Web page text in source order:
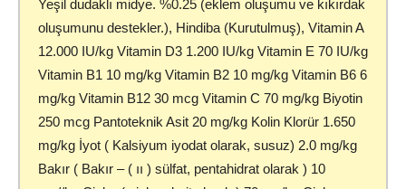
Yeşil dudaklı midye. %0.25 (eklem oluşumu ve kıkırdak
oluşumunu destekler.), Hindiba (Kurutulmuş), Vitamin A
12.000 IU/kg Vitamin D3 1.200 IU/kg Vitamin E 70 IU/kg
Vitamin B1 10 mg/kg Vitamin B2 10 mg/kg Vitamin B6 6
mg/kg Vitamin B12 30 mcg Vitamin C 70 mg/kg Biyotin
250 mcg Pantoteknik Asit 20 mg/kg Kolin Klorür 1.650
mg/kg İyot ( Kalsiyum iyodat olarak, susuz) 2.0 mg/kg
Bakır ( Bakır – ( ıı ) sülfat, pentahidrat olarak ) 10